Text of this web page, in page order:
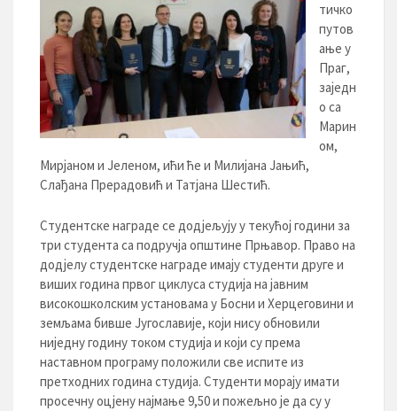
тичко
путов
ање у
Праг,
заједн
о са
Марин
ом,
Мирјаном и Јеленом, ићи ће и Милијана Јањић,
Слађана Прерадовић и Татјана Шестић.
Студентске награде се додјељују у текућој години за
три студента са подручја општине Прњавор. Право на
додјелу студентске награде имају студенти друге и
виших година првог циклуса студија на јавним
високошколским установама у Босни и Херцеговини и
земљама бивше Југославије, који нису обновили
ниједну годину током студија и који су према
наставном програму положили све испите из
претходних година студија. Студенти морају имати
просечну оцјену најмање 9,50 и пожељно је да су у